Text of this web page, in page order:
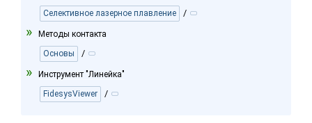
Селективное лазерное плавление
/
Методы контакта
Основы
/
Инструмент "Линейка"
FidesysViewer
/